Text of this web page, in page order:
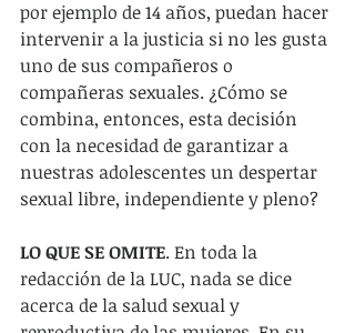
por ejemplo de 14 años, puedan hacer
intervenir a la justicia si no les gusta
uno de sus compañeros o
compañeras sexuales. ¿Cómo se
combina, entonces, esta decisión
con la necesidad de garantizar a
nuestras adolescentes un despertar
sexual libre, independiente y pleno?
LO QUE SE OMITE. En toda la
redacción de la LUC, nada se dice
acerca de la salud sexual y